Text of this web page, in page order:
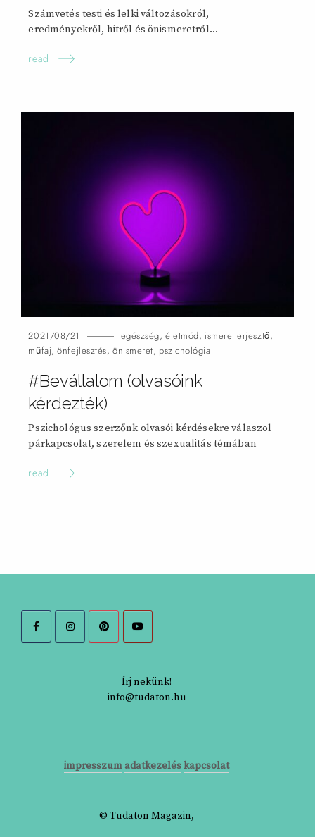
Számvetés testi és lelki változásokról,
eredményekről, hitről és önismeretről…
read
2021/08/21 egészség,életmód, ismeretterjesztő,
műfaj,önfejlesztés,önismeret, pszichológia
#Bevállalom (olvasóink
kérdezték)
Pszichológus szerzőnk olvasói kérdésekre válaszol
párkapcsolat, szerelem és szexualitás témában
read
Írj nekünk!
info@tudaton.hu
impresszum adatkezeléskapcsolat
© Tudaton Magazin,